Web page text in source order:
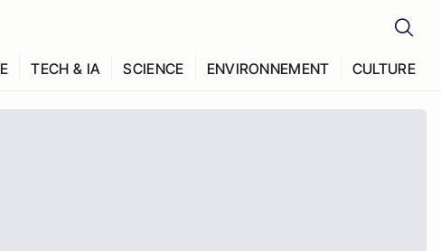
TECH & IA SCIENCE ENVIRONNEMENT CULTURE